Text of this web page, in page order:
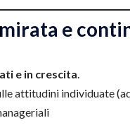
e
e in crescita.
attitudini individuate